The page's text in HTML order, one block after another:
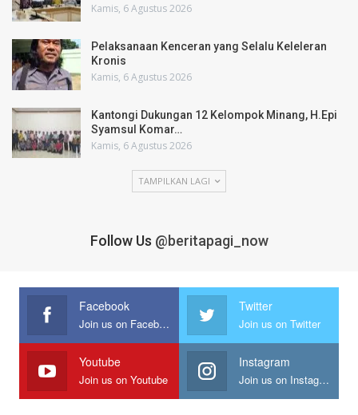
Kamis, 6 Agustus 2026
Pelaksanaan Kenceran yang Selalu Keleleran
Kronis
Kamis, 6 Agustus 2026
Kantongi Dukungan 12 Kelompok Minang, H.Epi
Syamsul Komar…
Kamis, 6 Agustus 2026
TAMPILKAN LAGI
Follow Us @beritapagi_now
Facebook
Join us on Facebook
Twitter
Join us on Twitter
Youtube
Join us on Youtube
Instagram
Join us on Instagram